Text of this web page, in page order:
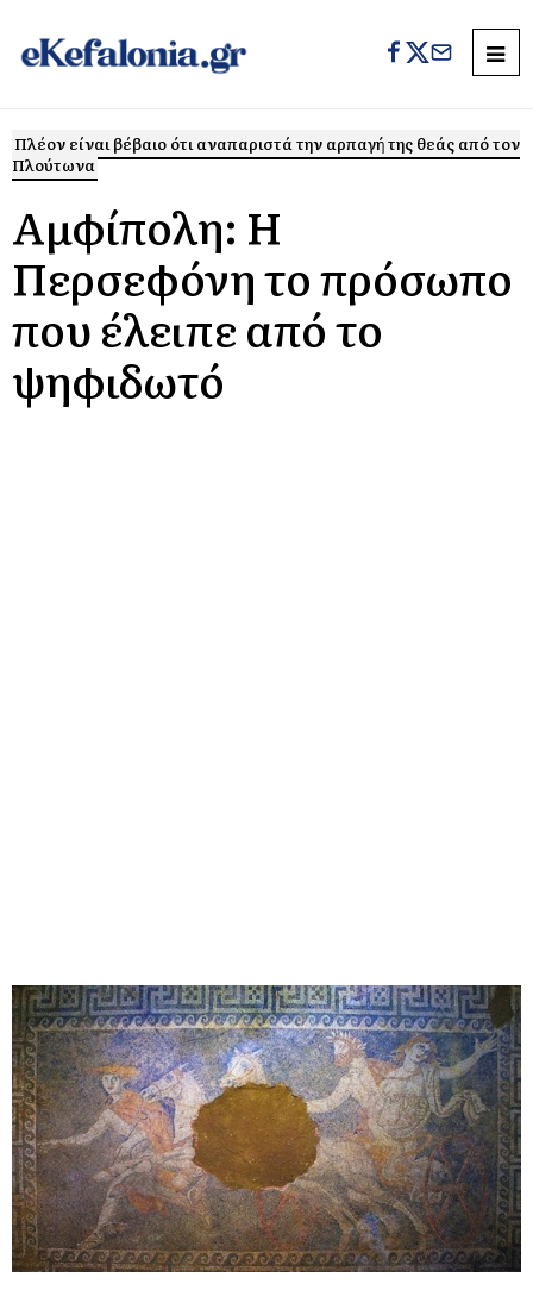
Πλέον είναι βέβαιο ότι αναπαριστά την αρπαγή της θεάς από τον
Πλούτωνα
Αμφίπολη: Η
Περσεφόνη το πρόσωπο
που έλειπε από το
ψηφιδωτό